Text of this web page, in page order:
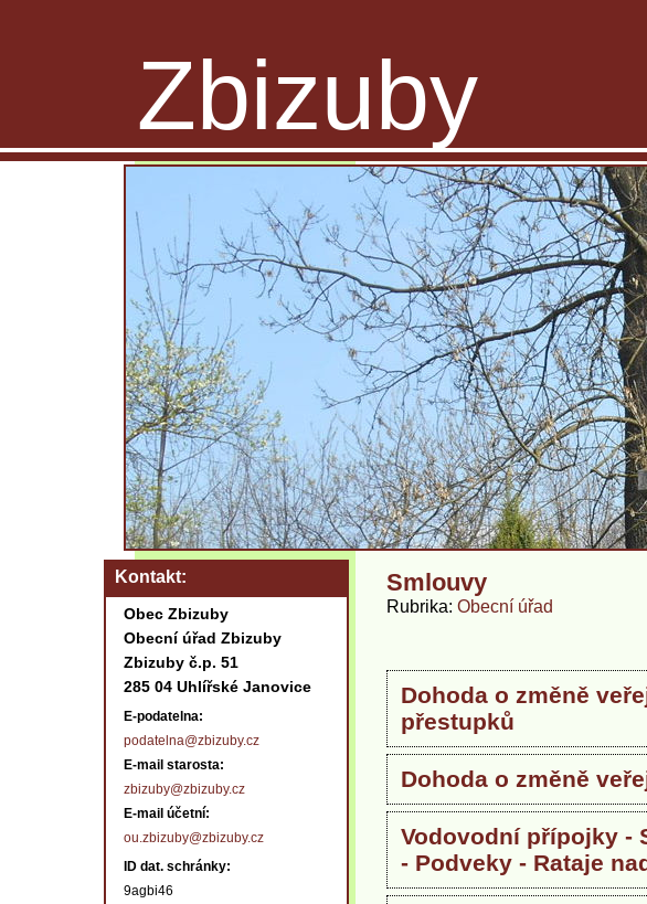
Zbizuby
Smlouvy
Rubrika Obecní úřad
Dohoda o změně
přestupků
Dohoda o změně
Vodovodní přípojky -
- Podveky - Rataje
Kontakt
Obec Zbizuby
Obecní úřad Zbizuby
Zbizuby č.p. 51
285 04 Uhlířské Janovice
E-podatelna:
podatelna@zbizuby.cz
E-mail starosta:
zbizuby@zbizuby.cz
E-mail účetní:
ou.zbizuby@zbizuby.cz
ID dat. schránky:
9agbi46